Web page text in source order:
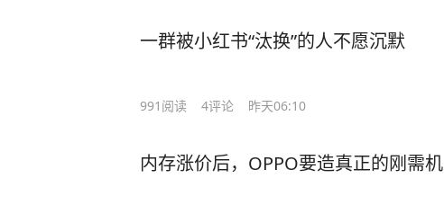
一群被小红书“汰换”的人不愿沉默
991 阅读 4评论 昨天06:10
内存涨价后，OPPO要造真正的刚需机